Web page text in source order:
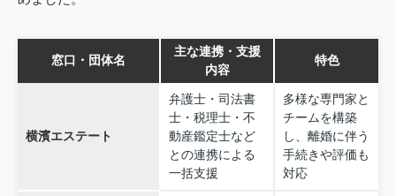
窓口・団体名
主な連携・支援
内容
特色
横濱エステート
弁護士・司法書
士・税理士・不
動産鑑定士など
との連携による
一括支援
多様な専門家と
チームを構築
し、離婚に伴う
手続きや評価も
対応